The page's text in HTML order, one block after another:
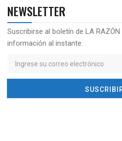
NEWSLETTER
Suscribirse al boletín de LA
información al instante.